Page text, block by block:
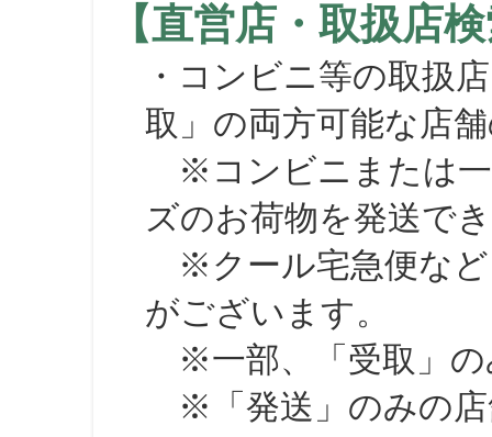
【直営店・取扱店
・コンビニ等の取扱
取」の両方可能な店
※コンビニまたは一
ズのお荷物を発送で
※クール宅急便など
がございます。
※一部、「受取」の
※「発送」のみの店